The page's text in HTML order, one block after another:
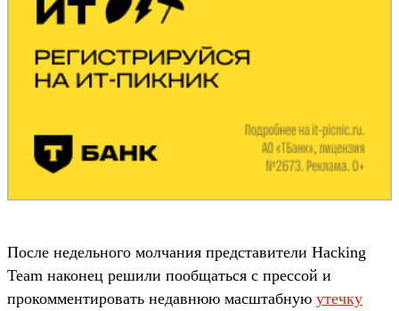
После недельного молчания представители Hacking
Team наконец решили пообщаться с прессой и
прокомментировать недавнюю масштабную утечку